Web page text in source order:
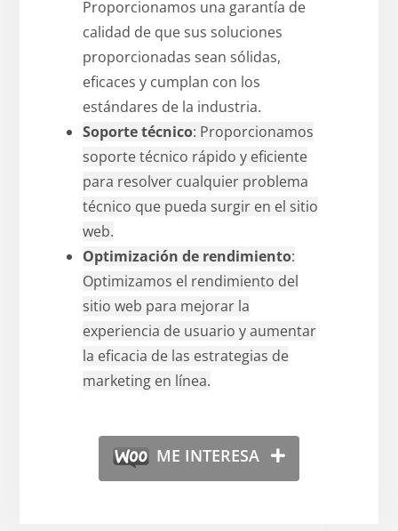
Proporcionamos una garantía de
calidad de que sus soluciones
proporcionadas sean sólidas,
eficaces y cumplan con los
estándares de la industria.
Soporte técnico: Proporcionamos
soporte técnico rápido y eficiente
para resolver cualquier problema
técnico que pueda surgir en el sitio
web.
Optimización de rendimiento:
Optimizamos el rendimiento del
sitio web para mejorar la
experiencia de usuario y aumentar
la eficacia de las estrategias de
marketing en línea.
ME INTERESA